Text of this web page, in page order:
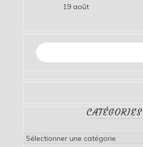
19 août
CATÉGORIES
Catégories